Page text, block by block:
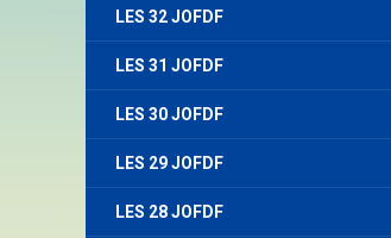
LES 32 JOFDF
LES 31 JOFDF
LES 30 JOFDF
LES 29 JOFDF
LES 28 JOFDF